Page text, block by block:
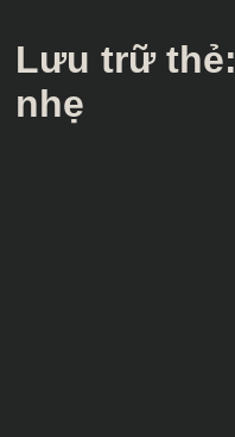
Lưu trữ thẻ:
nhẹ